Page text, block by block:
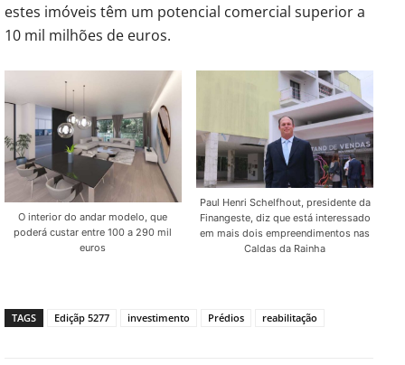
estes imóveis têm um potencial comercial superior a
10 mil milhões de euros.
O interior do andar modelo, que
poderá custar entre 100 a 290 mil
euros
Paul Henri Schelfhout, presidente da
Finangeste, diz que está interessado
em mais dois empreendimentos nas
Caldas da Rainha
TAGS Ediçãp 5277 investimento Prédios reabilitação